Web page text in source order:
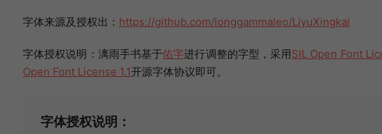
字体来源及授权出： https://github.com/longgammaleo/LiyuXingkai
字体授权说明：漓雨手书基于佑字进行调整的字型，采用SIL Open Font
Open Font License 1.1开源字体协议即可。
字体授权说明：